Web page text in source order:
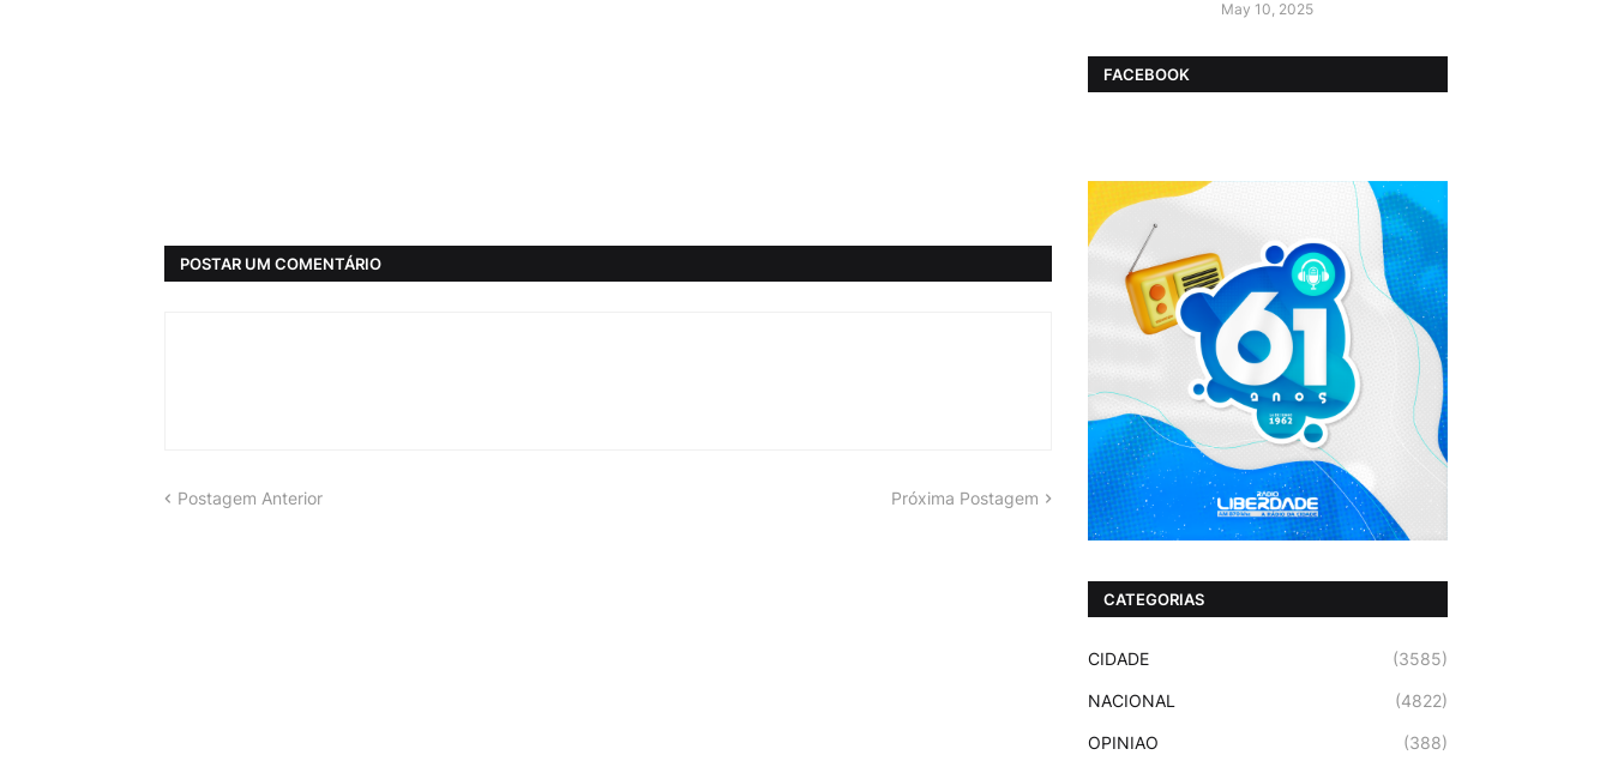
POSTAR UM COMENTÁRIO
Postagem Anterior Próxima Postagem
May 10, 2025
FACEBOOK
CATEGORIAS
CIDADE (3585)
NACIONAL (4822)
OPINIAO (388)